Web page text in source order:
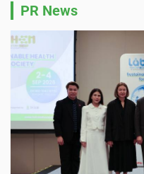
PR News